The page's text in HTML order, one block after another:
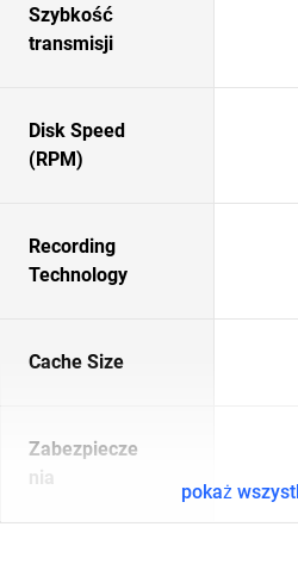
Szybkość
transmisji
Disk Speed
(RPM)
Recording
Technology
Cache Size
Zabezpiecze
nia
pokaż